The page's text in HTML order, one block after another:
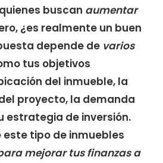
buscan aumentar
¿es realmente un buen
depende de varios
tus objetivos
del inmueble, la
proyecto, la demanda
estrategia de inversión.
este tipo de inmuebles
mejorar tus finanzas a